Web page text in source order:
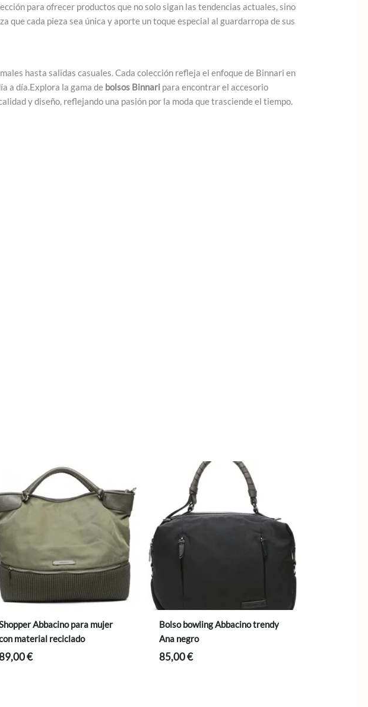
para ofrecer productos que no solo sigan las tendencias actuales, sino
que cada pieza sea única y aporte un toque especial al guardarropa de sus
hasta salidas casuales. Cada colección refleja el enfoque de Binnari en
a día.Explora la gama de bolsos Binnari para encontrar el accesorio
y diseño, reflejando una pasión por la moda que trasciende el tiempo.
Abbacino para mujer
material reciclado
€
Bolso bowling Abbacino trendy
Ana negro
85,00€